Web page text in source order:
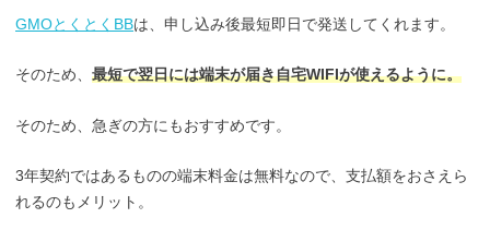
GMOとくとくBBは、申し込み後最短即日で発送してくれます。
そのため、 最短で翌日には端末が届き自宅WIFIが使えるように。
そのため、急ぎの方にもおすすめです。
3年契約ではあるものの端末料金は無料なので、支払額をおさえら
れるのもメリット。